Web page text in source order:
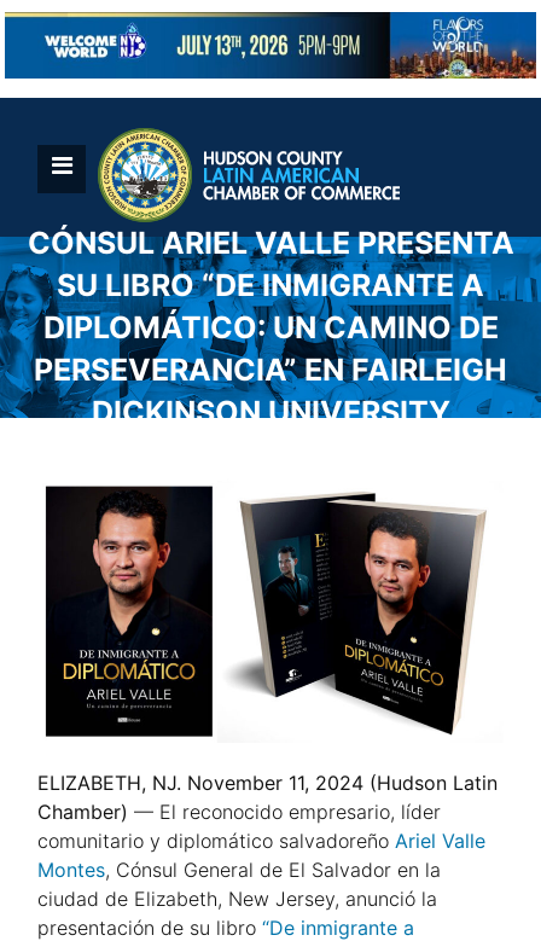
Skip
content
CÓNSUL ARIEL VALLE PRESENTA
SU LIBRO “DE INMIGRANTE A
DIPLOMÁTICO: UN CAMINO DE
PERSEVERANCIA” EN FAIRLEIGH
DICKINSON UNIVERSITY
ELIZABETH, NJ. November 11, 2024 (Hudson Latin
Chamber) — El reconocido empresario, líder
comunitario y diplomático salvadoreño Ariel Valle
Montes, Cónsul General de El Salvador en la
ciudad de Elizabeth, New Jersey, anunció la
presentación de su libro“De inmigrante a